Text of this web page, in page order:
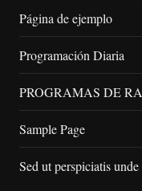
Página de ejemplo
Programación Diaria
PROGRAMAS DE
Sample Page
Sed ut perspiciatis